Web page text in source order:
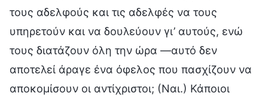
τους αδελφούς και τις αδελφές να τους
υπηρετούν και να δουλεύουν γι’ αυτούς, ενώ
τους διατάζουν όλη την ώρα —αυτό δεν
αποτελεί άραγε ένα όφελος που πασχίζουν να
αποκομίσουν οι αντίχριστοι; (Ναι.) Κάποιοι